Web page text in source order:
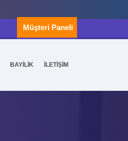
Müşteri Paneli
BAYİLİK İLETİŞİM